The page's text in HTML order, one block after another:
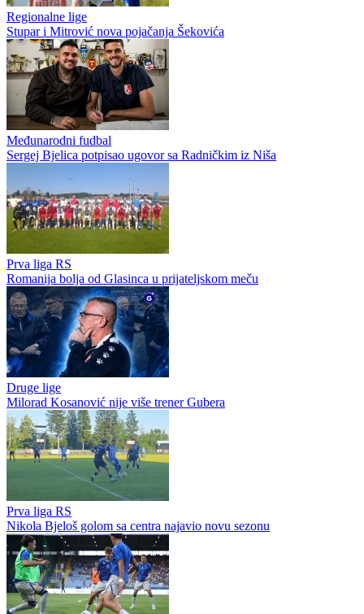
Regionalne lige
Stupar i Mitrović nova pojačanja Šekovića
Međunarodni fudbal
Prva liga RS
Romanija bolja od Glasinca u prijateljskom meču
Druge lige
Milorad Kosanović nije više trener Gubera
Prva liga RS
Nikola Bjeloš golom sa centra najavio novu sezonu